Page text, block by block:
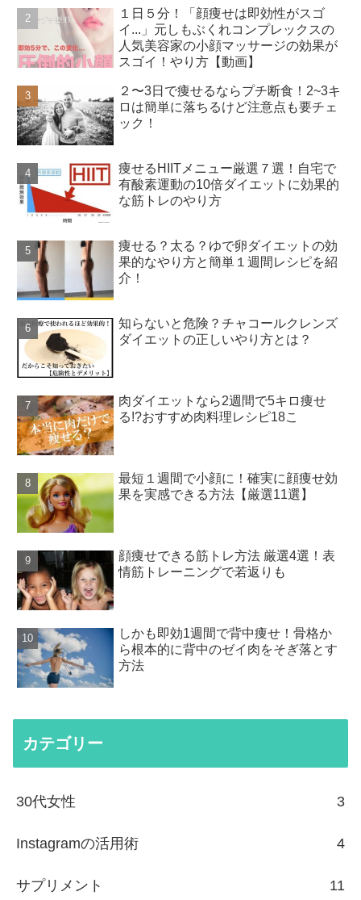
１日５分！「顔痩せは即効性がスゴ
イ...」元しもぶくれコンプレックスの
人気美容家の小顔マッサージの効果が
スゴイ！やり方【動画】
２〜3日で痩せるならプチ断食！2~3キ
ロは簡単に落ちるけど注意点も要チェ
ック！
痩せるHIITメニュー厳選７選！自宅で
有酸素運動の10倍ダイエットに効果的
な筋トレのやり方
痩せる？太る？ゆで卵ダイエットの効
果的なやり方と簡単１週間レシピを紹
介！
知らないと危険？チャコールクレンズ
ダイエットの正しいやり方とは？
肉ダイエットなら2週間で5キロ痩せ
る!?おすすめ肉料理レシピ18こ
最短１週間で小顔に！確実に顔痩せ効
果を実感できる方法【厳選11選】
顔痩せできる筋トレ方法 厳選4選！表
情筋トレーニングで若返りも
しかも即効1週間で背中痩せ！骨格か
ら根本的に背中のゼイ肉をそぎ落とす
方法
カテゴリー
30代女性 3
Instagramの活用術 4
サプリメント 11